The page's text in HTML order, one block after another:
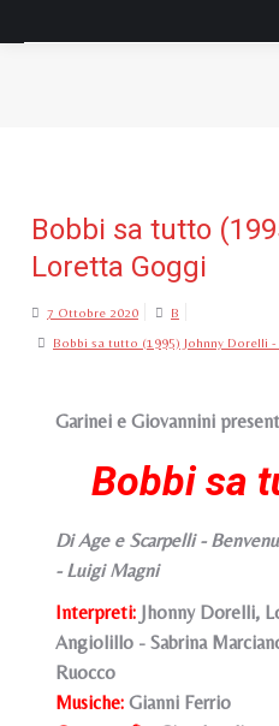
Bobbi sa tutto
Loretta Goggi
7 Ottobre 2020 B
Bobbi sa tutto (1995) Johnny Dorelli
Garinei e Giovannini
Bobbi sa
Di Age e Scarpelli -
- Luigi Magni
Interpreti: Jhonny Dorelli,
Angiolillo - Sabrina
Ruocco
Musiche: Gianni Ferrio